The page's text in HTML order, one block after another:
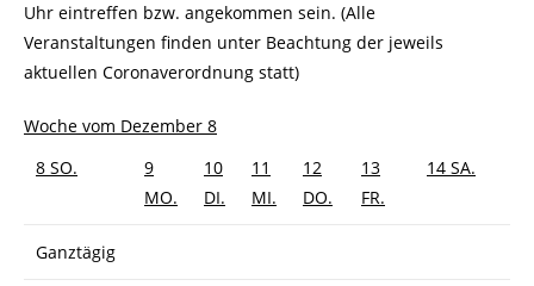
Uhr eintreffen bzw. angekommen sein. (Alle
Veranstaltungen finden unter Beachtung der jeweils
aktuellen Coronaverordnung statt)
Woche vom Dezember 8
8 SO.
9
MO.
10
DI.
11
MI.
12
DO.
13
FR.
14 SA.
Ganztägig